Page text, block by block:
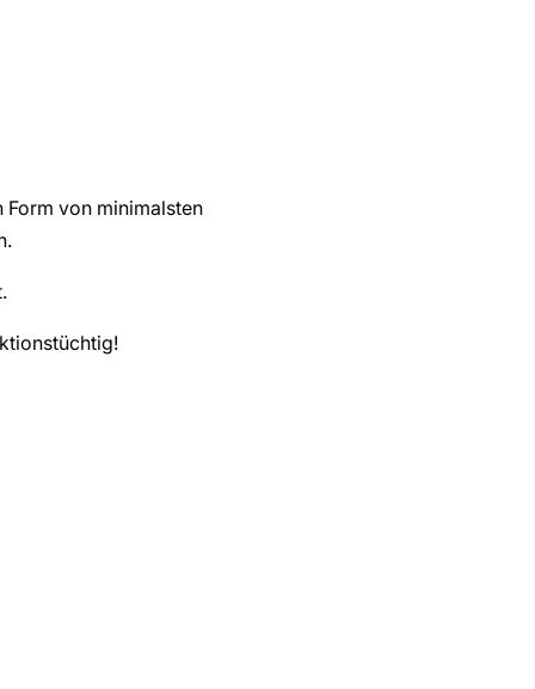
Form von minimalsten